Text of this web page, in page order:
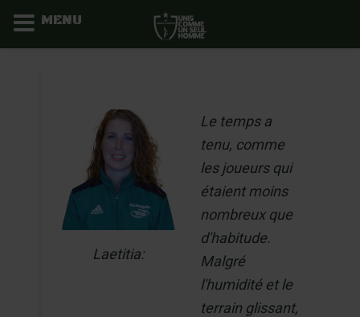
Laetitia:
Le temps a
tenu, comme
les joueurs qui
étaient moins
nombreux que
d'habitude.
Malgré
l'humidité et le
terrain glissant,
MENU